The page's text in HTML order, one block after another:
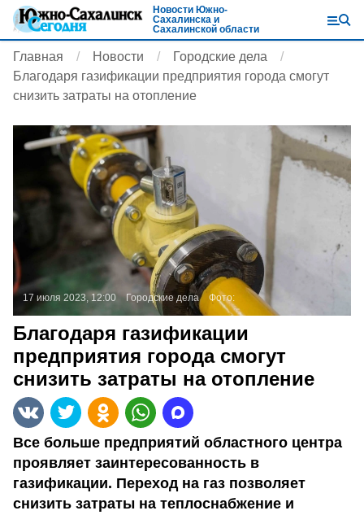
Новости Южно-
Сахалинска и
Сахалинской области
Главная Новости
Городские дела
Благодаря газификации предприятия города смогут
снизить затраты на отопление
17 июля 2023, 12:00 Городские дела Фото:
Благодаря газификации
предприятия города смогут
снизить затраты на отопление
Все больше предприятий областного центра
проявляет заинтересованность в
газификации. Переход на газ позволяет
снизить затраты на теплоснабжение и